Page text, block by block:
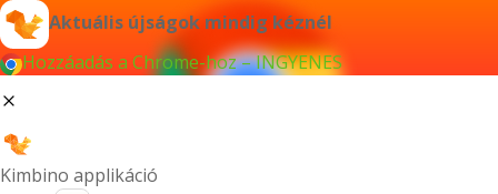
Aktuális újságok mindig kéznél
Hozzáadás a Chrome-hoz – INGYENES
Kimbino applikáció